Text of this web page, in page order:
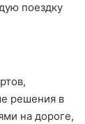
поездку
решения в
на дороге,